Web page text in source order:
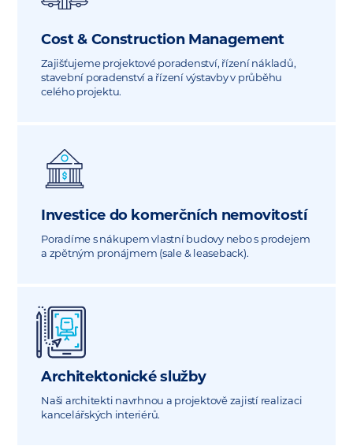
Cost & Construction Management
Zajišťujeme projektové poradenství, řízení nákladů,
stavební poradenství a řízení výstavby v průběhu
celého projektu.
Investice do komerčních nemovitostí
Poradíme s nákupem vlastní budovy nebo s prodejem
a zpětným pronájmem (sale & leaseback).
Architektonické služby
Naši architekti navrhnou a projektově zajistí realizaci
kancelářských interiérů.